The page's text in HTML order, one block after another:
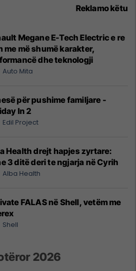
Reklamo këtu
Megane E-Tech Electric e re
me më shumë karakter,
dhe teknologji
Auto Mita
për pushime familjare -
In 2
Edil Project
Health drejt hapjes zyrtare:
3 ditë deri te ngjarja në Cyrih
Alba Health
FALAS në Shell, vetëm me
Shell
2026